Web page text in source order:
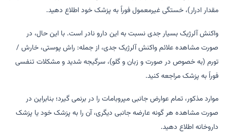
مقدار ادرار)، خستگی غیرمعمول فوراً به پزشک خود اطلاع دهید.
واکنش آلرژیک بسیار جدی نسبت به این دارو نادر است. با این حال، در
صورت مشاهده علائم واکنش آلرژیک جدی، از جمله: راش پوستی، خارش /
تورم (به خصوص در صورت و زبان و گلو)، سرگیجه شدید و مشکلات تنفسی
فوراً به پزشک مراجعه کنید.
موارد مذکور، تمام عوارض جانبی مپروبامات را در برنمی گیرد؛ بنابراین در
صورت مشاهده هر گونه عارضه جانبی دیگری، آن را به پزشک خود یا پزشک
داروخانه اطلاع دهید.